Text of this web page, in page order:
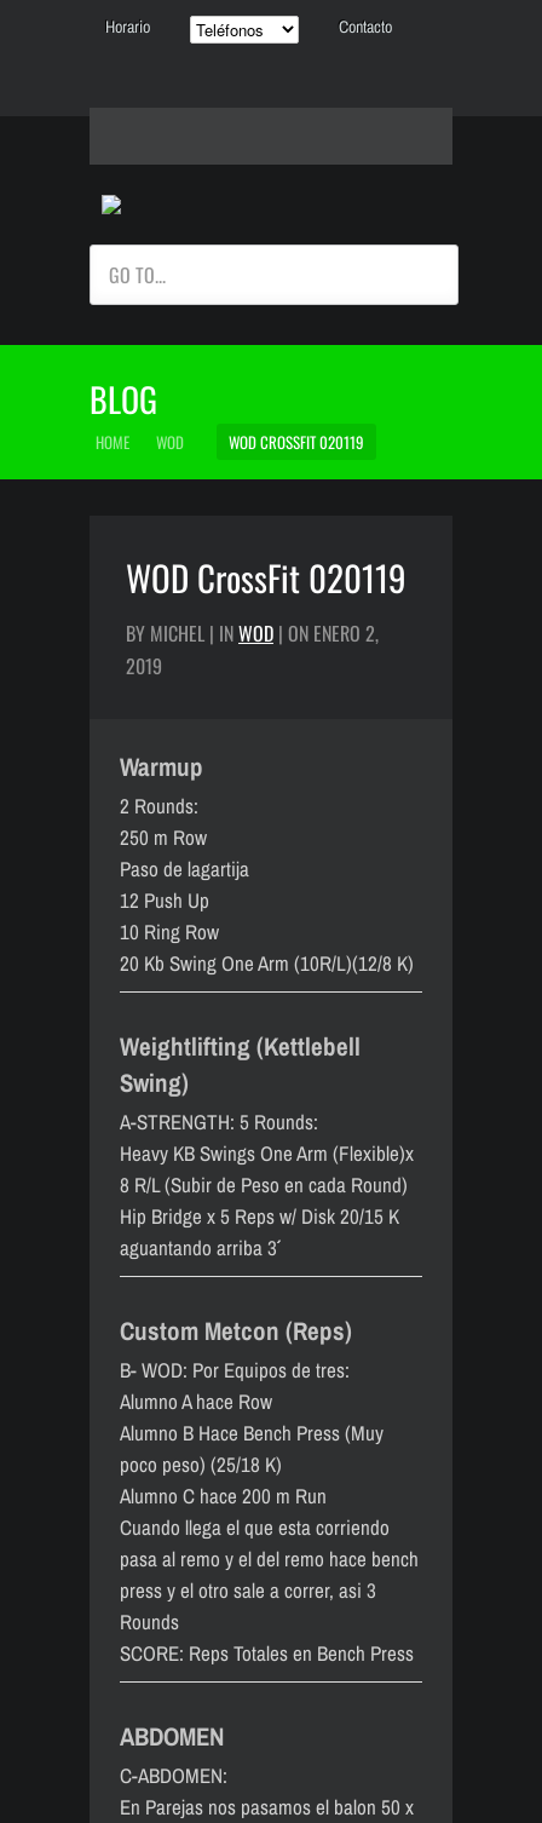
Horario Contacto
GO TO...
BLOG
HOME WOD WOD CROSSFIT 020119
WOD CrossFit 020119
BY MICHEL | INWOD | ON ENERO 2,
2019
Warmup
2 Rounds:
250 m Row
Paso de lagartija
12 Push Up
10 Ring Row
20 Kb Swing One Arm (10R/L)(12/8 K)
Weightlifting (Kettlebell
Swing)
A-STRENGTH: 5 Rounds:
Heavy KB Swings One Arm (Flexible)x
8 R/L (Subir de Peso en cada Round)
Hip Bridge x 5 Reps w/ Disk 20/15 K
aguantando arriba 3´´
Custom Metcon (Reps)
B- WOD: Por Equipos de tres:
Alumno A hace Row
Alumno B Hace Bench Press (Muy
poco peso) (25/18 K)
Alumno C hace 200 m Run
Cuando llega el que esta corriendo
pasa al remo y el del remo hace bench
press y el otro sale a correr, asi 3
Rounds
SCORE: Reps Totales en Bench Press
ABDOMEN
C-ABDOMEN:
En Parejas nos pasamos el balon 50 x